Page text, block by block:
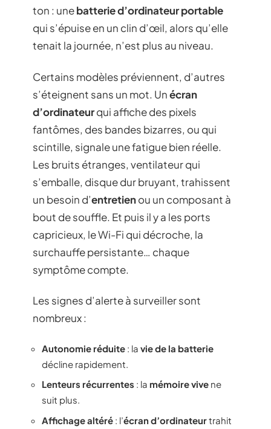
ton : unebatterie d’ordinateur portable
qui s’épuise en un clin d’œil, alors qu’elle
tenait la journée, n’est plus au niveau.
Certains modèles préviennent, d’autres
s’éteignent sans un mot. Unécran
d’ordinateurqui affiche des pixels
fantômes, des bandes bizarres, ou qui
scintille, signale une fatigue bien réelle.
Les bruits étranges, ventilateur qui
s’emballe, disque dur bruyant, trahissent
un besoin d’entretienou un composant à
bout de souffle. Et puis il y a les ports
capricieux, le Wi-Fi qui décroche, la
surchauffe persistante… chaque
symptôme compte.
Les signes d’alerte à surveiller sont
nombreux :
Autonomie réduite : la vie de la batterie
décline rapidement.
Lenteurs récurrentes : la mémoire vive ne
suit plus.
Affichage altéré : l’écran d’ordinateurtrahit